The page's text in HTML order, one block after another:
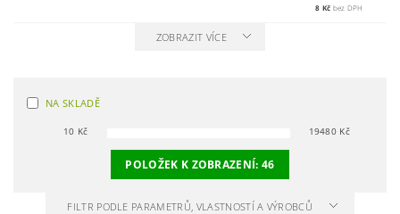
8 Kč bez DPH
ZOBRAZIT VÍCE
NA SKLADĚ
10 Kč 19480 Kč
POLOŽEK K ZOBRAZENÍ:46
FILTR PODLE PARAMETRŮ, VLASTNOSTÍ A VÝROBCŮ